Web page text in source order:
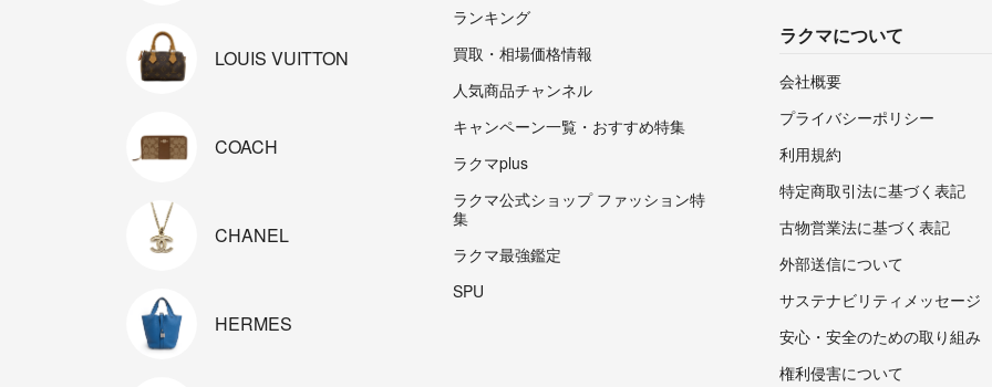
LOUIS VUITTON
COACH
CHANEL
HERMES
ランキング
買取・相場価格情報
人気商品チャンネル
キャンペーン一覧・おすすめ特集
ラクマplus
ラクマ公式ショップ ファッション特
集
ラクマ最強鑑定
SPU
ラクマについて
会社概要
プライバシーポリシー
利用規約
特定商取引法に基づく表記
古物営業法に基づく表記
外部送信について
サステナビリティメッセージ
安心・安全のための取り組み
権利侵害について